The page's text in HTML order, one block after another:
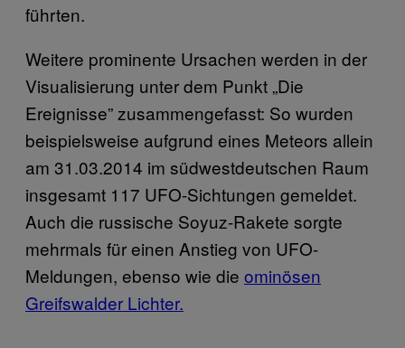
führten.
Weitere prominente Ursachen werden in der
Visualisierung unter dem Punkt „Die
Ereignisse” zusammengefasst: So wurden
beispielsweise aufgrund eines Meteors allein
am 31.03.2014 im südwestdeutschen Raum
insgesamt 117 UFO-Sichtungen gemeldet.
Auch die russische Soyuz-Rakete sorgte
mehrmals für einen Anstieg von UFO-
Meldungen, ebenso wie die ominösen
Greifswalder Lichter.